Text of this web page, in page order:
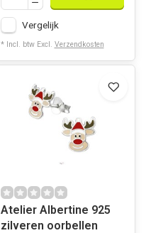
Vergelijk
* Incl. btw Excl. Verzendkosten
Atelier Albertine 925
zilveren oorbellen